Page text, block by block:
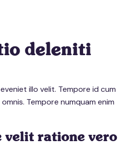
deleniti
illo velit. Tempore id cum
Tempore numquam enim
velit ratione vero